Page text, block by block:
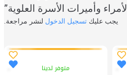
لأمراء وأميرات الأسرة العلوية”
يجب عليك تسجيل الدخول لنشر مراجعة.
متوفر لدينا